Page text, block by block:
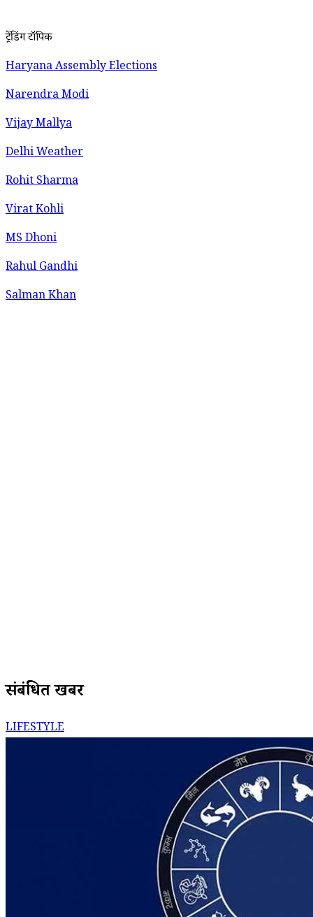
ट्रेंडिंग टॉपिक
Haryana Assembly Elections
Narendra Modi
Vijay Mallya
Delhi Weather
Rohit Sharma
Virat Kohli
MS Dhoni
Rahul Gandhi
Salman Khan
संबंधित खबरें
LIFESTYLE